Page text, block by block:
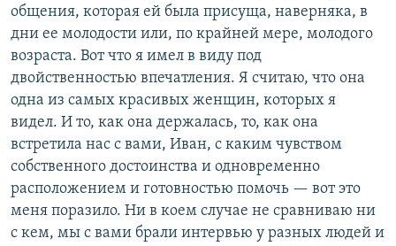
общения, которая ей была присуща, наверняка, в
дни ее молодости или, по крайней мере, молодого
возраста. Вот что я имел в виду под
двойственностью впечатления. Я считаю, что она
одна из самых красивых женщин, которых я
видел. И то, как она держалась, то, как она
встретила нас с вами, Иван, с каким чувством
собственного достоинства и одновременно
расположением и готовностью помочь — вот это
меня поразило. Ни в коем случае не сравниваю ни
с кем, мы с вами брали интервью у разных людей и